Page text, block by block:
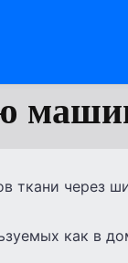
ткани через
как в